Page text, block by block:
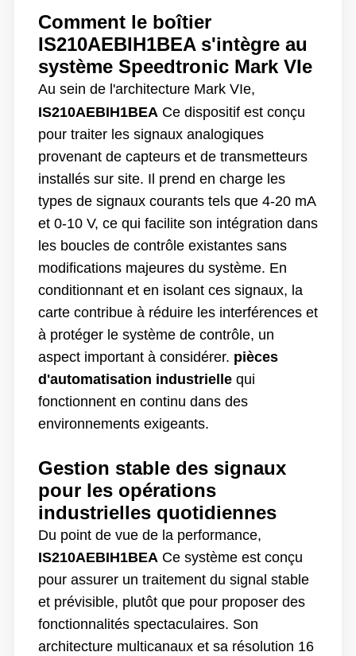
Comment le boîtier
IS210AEBIH1BEA s'intègre au
système Speedtronic Mark VIe
Au sein de l'architecture Mark VIe,
IS210AEBIH1BEA Ce dispositif est conçu
pour traiter les signaux analogiques
provenant de capteurs et de transmetteurs
installés sur site. Il prend en charge les
types de signaux courants tels que 4-20 mA
et 0-10 V, ce qui facilite son intégration dans
les boucles de contrôle existantes sans
modifications majeures du système. En
conditionnant et en isolant ces signaux, la
carte contribue à réduire les interférences et
à protéger le système de contrôle, un
aspect important à considérer. pièces
d'automatisation industriellequi
fonctionnent en continu dans des
environnements exigeants.
Gestion stable des signaux
pour les opérations
industrielles quotidiennes
Du point de vue de la performance,
IS210AEBIH1BEACe système est conçu
pour assurer un traitement du signal stable
et prévisible, plutôt que pour proposer des
fonctionnalités spectaculaires. Son
architecture multicanaux et sa résolution 16